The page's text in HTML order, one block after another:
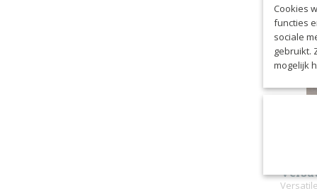
Cookies
functies
sociale
gebruikt.
mogelijk